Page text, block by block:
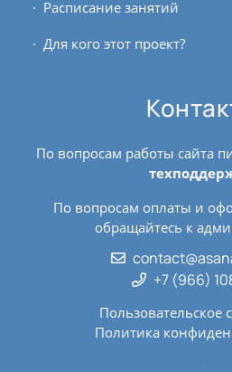
Расписание занятий
Для кого этот проект?
По вопросам работы сайта
По вопросам оплаты и
обращайтесь к
+7 (966)
Пользовательское
Политика